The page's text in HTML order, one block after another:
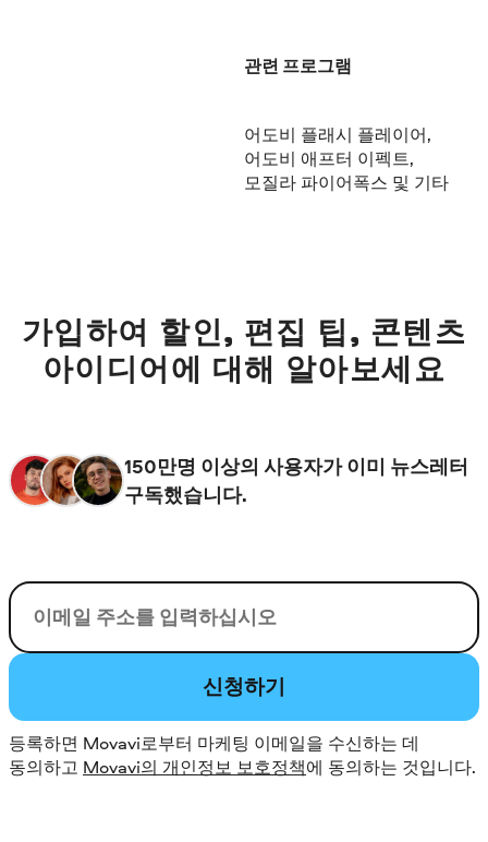
관련 프로그램
어도비 플래시 플레이어,
어도비 애프터 이펙트,
모질라 파이어폭스 및 기타
가입하여 할인, 편집 팁, 콘텐츠
아이디어에 대해 알아보세요
150만명 이상의 사용자가 이미 뉴스레터
구독했습니다.
이메일
신청하기
등록하면 Movavi로부터 마케팅 이메일을 수신하는 데
동의하고 Movavi의 개인정보 보호정책에 동의하는 것입니다.